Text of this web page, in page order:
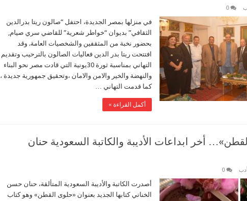
0
في منزلها بمصر الجديدة، احتفل “صالون ريتا بدرالدين
الثقافي” بديوان “خواطر شعرية” للقاضي سري صيام,
بحضور نخبة من المثقفين والشخصيات العامة. وقد
افتتحت ريتا بدر الدين فعاليات الصالون بالترحيب وتقديم
التهاني بمناسبة ثورة 30يونية التي قادت مصر نحو البناء
والنهضة والخير والامن والامان ،وتحقيق جمهورية جديدة ،
كما قدمت التهاني …
أكمل القراءة »
أخر ابداعات الأديبة والكاتبة السعودية حنان
0
أصدرت الكاتبة والأديبة السعودية المتألقة، حنان حسن
الخناني كتابها الجديد بعنوان «حلوى القطن» وهو كتاب